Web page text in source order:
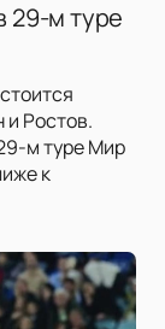
29-м туре
Ростов.
м туре Мир
к